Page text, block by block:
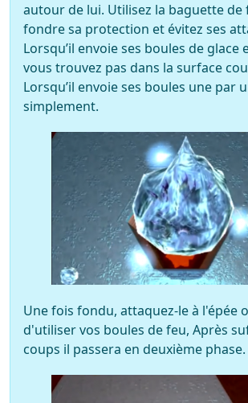
autour de lui. Utilisez la baguette
fondre sa protection et évitez ses
Lorsqu’il envoie ses boules de glace
vous trouvez pas dans la surface
Lorsqu’il envoie ses boules une par
simplement.
Une fois fondu, attaquez-le à l'épée
d'utiliser vos boules de feu, Après
coups il passera en deuxième phase.